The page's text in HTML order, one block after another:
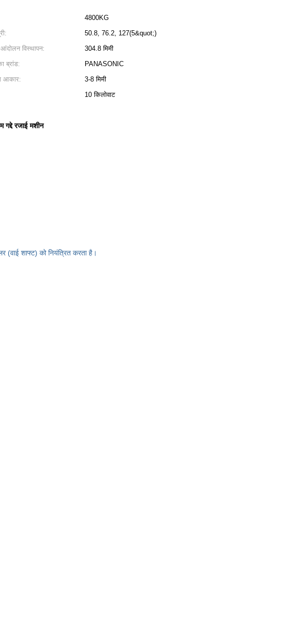
4800KG
50.8, 76.2, 127(5&quot;)
विस्थापन:
304.8 मिमी
ब्रांड:
PANASONIC
आकार:
3-8 मिमी
10 किलोवाट
गद्दे रजाई मशीन
(वाई शाफ्ट) को नियंत्रित करता है।